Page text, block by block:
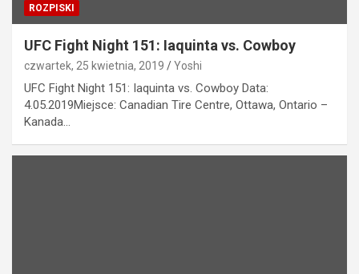
ROZPISKI
UFC Fight Night 151: Iaquinta vs. Cowboy
czwartek, 25 kwietnia, 2019 Yoshi
UFC Fight Night 151: Iaquinta vs. Cowboy Data:
4.05.2019Miejsce: Canadian Tire Centre, Ottawa, Ontario –
Kanada…